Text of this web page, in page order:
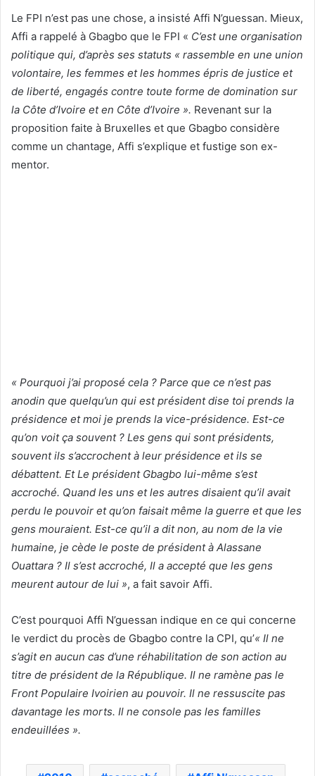
Le FPI n’est pas une chose, a insisté Affi N’guessan. Mieux,
Affi a rappelé à Gbagbo que le FPI « C’est une organisation
politique qui, d’après ses statuts « rassemble en une union
volontaire, les femmes et les hommes épris de justice et
de liberté, engagés contre toute forme de domination sur
la Côte d’Ivoire et en Côte d’Ivoire ». Revenant sur la
proposition faite à Bruxelles et que Gbagbo considère
comme un chantage, Affi s’explique et fustige son ex-
mentor.
« Pourquoi j’ai proposé cela ? Parce que ce n’est pas
anodin que quelqu’un qui est président dise toi prends la
présidence et moi je prends la vice-présidence. Est-ce
qu’on voit ça souvent ? Les gens qui sont présidents,
souvent ils s’accrochent à leur présidence et ils se
débattent. Et Le président Gbagbo lui-même s’est
accroché. Quand les uns et les autres disaient qu’il avait
perdu le pouvoir et qu’on faisait même la guerre et que les
gens mouraient. Est-ce qu’il a dit non, au nom de la vie
humaine, je cède le poste de président à Alassane
Ouattara ? Il s’est accroché, Il a accepté que les gens
meurent autour de lui », a fait savoir Affi.
C’est pourquoi Affi N’guessan indique en ce qui concerne
le verdict du procès de Gbagbo contre la CPI, qu’« Il ne
s’agit en aucun cas d’une réhabilitation de son action au
titre de président de la République. Il ne ramène pas le
Front Populaire Ivoirien au pouvoir. Il ne ressuscite pas
davantage les morts. Il ne console pas les familles
endeuillées ».